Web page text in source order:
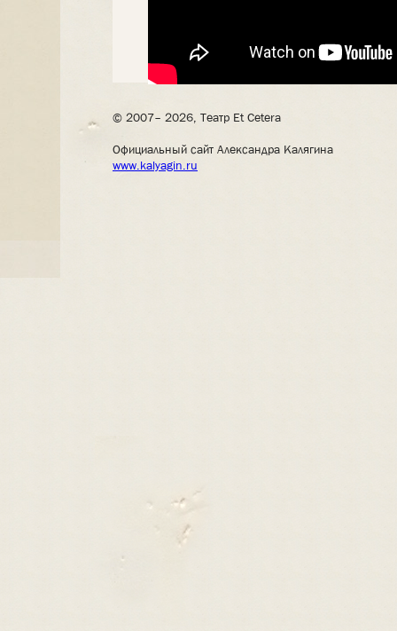
© 2007– 2026, Театр Et Cetera
Официальный сайт Александра Калягина
www.kalyagin.ru